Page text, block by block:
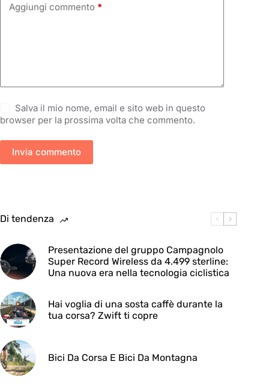
Aggiungi commento *
Salva il mio nome, email e sito web in questo
browser per la prossima volta che commento.
Invia commento
Di tendenza
Presentazione del gruppo Campagnolo
Super Record Wireless da 4.499 sterline:
Una nuova era nella tecnologia ciclistica
Hai voglia di una sosta caffè durante la
tua corsa? Zwift ti copre
Bici Da Corsa E Bici Da Montagna